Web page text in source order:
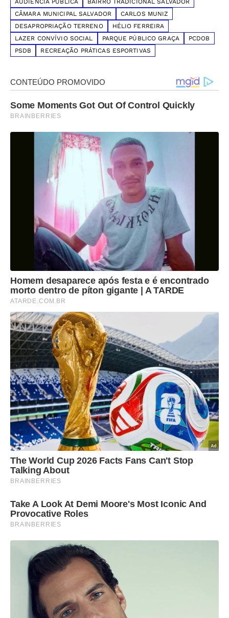
CÂMARA MUNICIPAL SALVADOR
CARLOS MUNIZ
DESAPROPRIAÇÃO TERRENO
HÉLIO FERREIRA
LAZER CONVÍVIO SOCIAL
PARQUE PÚBLICO GRAÇA
PCDOB
PSDB
RECREAÇÃO PRÁTICAS ESPORTIVAS